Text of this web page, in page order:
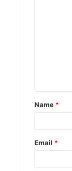
t
*
Name *
Email *